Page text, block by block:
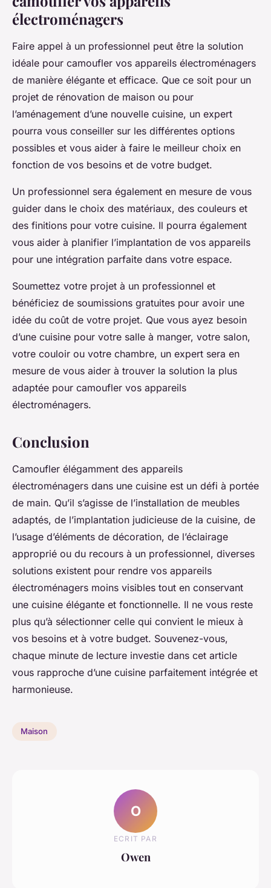
électroménagers
Faire appel à un professionnel peut être la solution
idéale pour camoufler vos appareils électroménagers
de manière élégante et efficace. Que ce soit pour un
projet de rénovation de maison ou pour
l’aménagement d’une nouvelle cuisine, un expert
pourra vous conseiller sur les différentes options
possibles et vous aider à faire le meilleur choix en
fonction de vos besoins et de votre budget.
Un professionnel sera également en mesure de vous
guider dans le choix des matériaux, des couleurs et
des finitions pour votre cuisine. Il pourra également
vous aider à planifier l’implantation de vos appareils
pour une intégration parfaite dans votre espace.
Soumettez votre projet à un professionnel et
bénéficiez de soumissions gratuites pour avoir une
idée du coût de votre projet. Que vous ayez besoin
d’une cuisine pour votre salle à manger, votre salon,
votre couloir ou votre chambre, un expert sera en
mesure de vous aider à trouver la solution la plus
adaptée pour camoufler vos appareils
électroménagers.
Conclusion
Camoufler élégamment des appareils
électroménagers dans une cuisine est un défi à portée
de main. Qu’il s’agisse de l’installation de meubles
adaptés, de l’implantation judicieuse de la cuisine, de
l’usage d’éléments de décoration, de l’éclairage
approprié ou du recours à un professionnel, diverses
solutions existent pour rendre vos appareils
électroménagers moins visibles tout en conservant
une cuisine élégante et fonctionnelle. Il ne vous reste
plus qu’à sélectionner celle qui convient le mieux à
vos besoins et à votre budget. Souvenez-vous,
chaque minute de lecture investie dans cet article
vous rapproche d’une cuisine parfaitement intégrée et
harmonieuse.
Maison
O
ECRIT PAR
Owen